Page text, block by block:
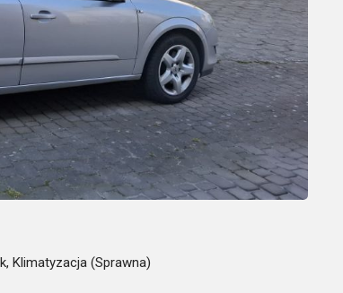
Klimatyzacja (Sprawna)